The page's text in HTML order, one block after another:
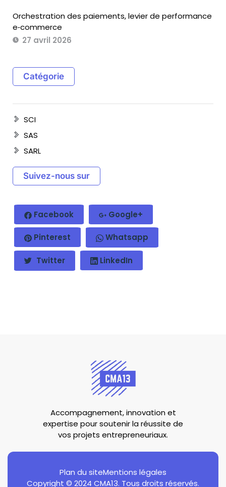
Orchestration des paiements, levier de performance
e‑commerce
27 avril 2026
Catégorie
SCI
SAS
SARL
Suivez-nous sur
Facebook Google+
Pinterest Whatsapp
Twitter LinkedIn
Accompagnement, innovation et
expertise pour soutenir la réussite de
vos projets entrepreneuriaux.
Plan du siteMentions légales
Copyright © 2024 CMA13. Tous droits réservés.